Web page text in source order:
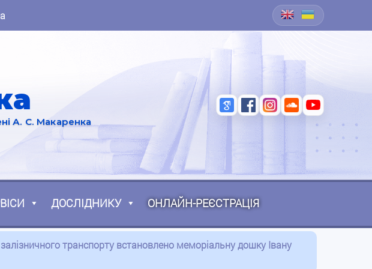
А. С. Макаренка
ДОСЛІДНИКУ ОНЛАЙН-РЕЄСТРАЦІЯ
транспорту встановлено меморіальну дошку Івану